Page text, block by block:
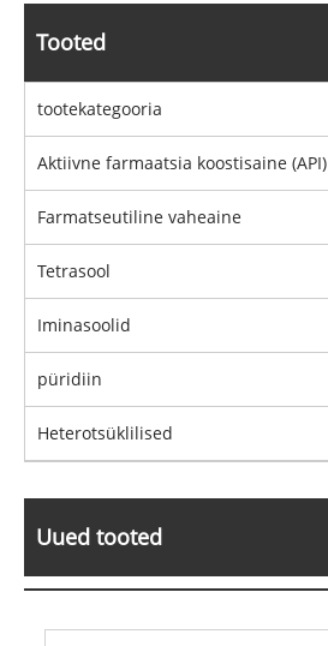
Tooted
tootekategooria
Aktiivne farmaatsia koostisaine (API)
Farmatseutiline vaheaine
Tetrasool
Iminasoolid
püridiin
Heterotsüklilised
Uued tooted